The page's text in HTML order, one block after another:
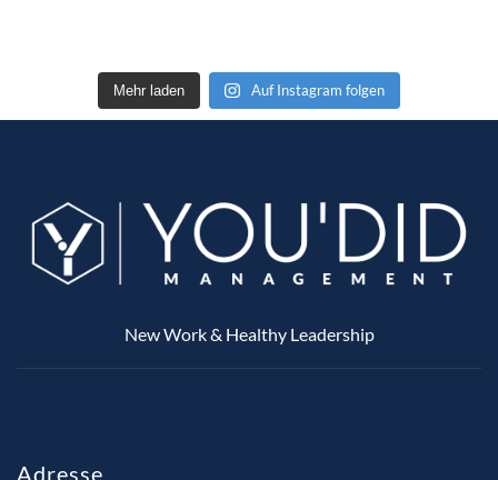
Mehr laden Auf Instagram folgen
New Work & Healthy Leadership
Adresse